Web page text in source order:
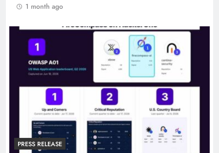
1 month ago
PRESS RELEASE